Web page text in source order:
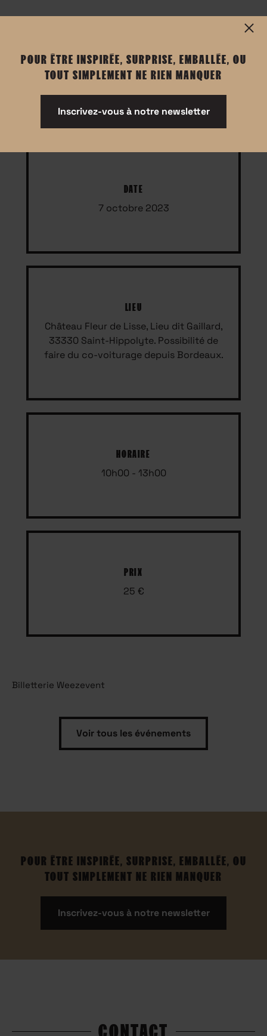
Informations
Événement réservé aux femmes
prise de parole en français
DATE
7 octobre 2023
LIEU
Château Fleur de Lisse, Lieu dit Gaillard,
33330 Saint-Hippolyte. Possibilité de
faire du co-voiturage depuis Bordeaux.
HORAIRE
10h00 - 13h00
PRIX
25 €
Billetterie Weezevent
Voir tous les événements
POUR ÊTRE INSPIRÉE, SURPRISE, EMBALLÉE, OU
TOUT SIMPLEMENT NE RIEN MANQUER
Inscrivez-vous à notre newsletter
CONTACT
POUR ÊTRE INSPIRÉE, SURPRISE, EMBALLÉE, OU
TOUT SIMPLEMENT NE RIEN MANQUER
Inscrivez-vous à notre newsletter